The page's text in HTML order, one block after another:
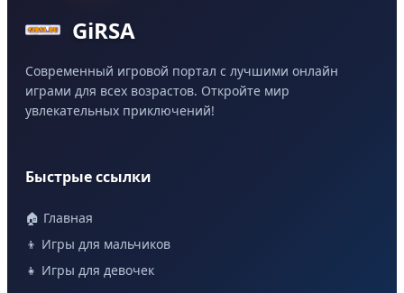
GiRSA
Современный игровой портал с лучшими онлайн
играми для всех возрастов. Откройте мир
увлекательных приключений!
Быстрые ссылки
🏠 Главная
👦 Игры для мальчиков
👧 Игры для девочек